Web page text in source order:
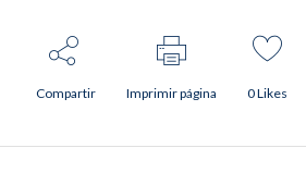
Compartir Imprimir página 0Likes